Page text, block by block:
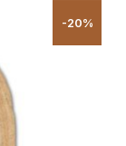
-20%